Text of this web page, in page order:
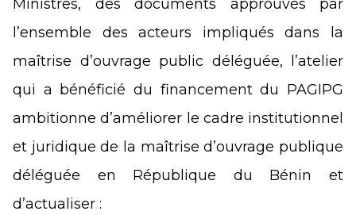
Ministres, des documents approuvés par
l’ensemble des acteurs impliqués dans la
maîtrise d’ouvrage public déléguée, l’atelier
qui a bénéficié du financement du PAGIPG
ambitionne d’améliorer le cadre institutionnel
et juridique de la maîtrise d’ouvrage publique
déléguée en République du Bénin et
d’actualiser :